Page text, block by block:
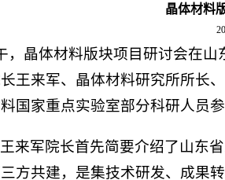
晶体材料
，晶体材料版块项目研讨会在
王来军、晶体材料研究所所长
国家重点实验室部分科研人员
来军院长首先简要介绍了山东
方共建，是集技术研发、成果